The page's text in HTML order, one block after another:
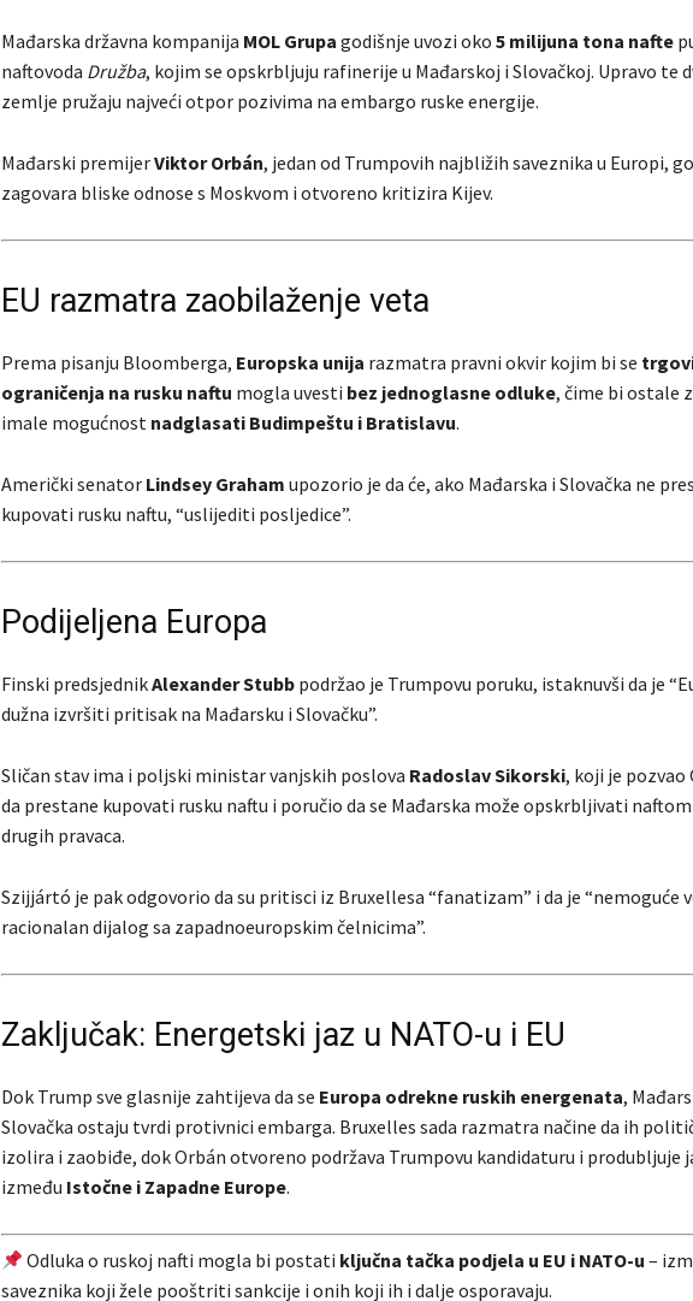
Mađarska državna kompanija MOL Grupa godišnje uvozi oko 5 milijuna tona nafte
naftovoda Družba, kojim se opskrbljuju rafinerije u Mađarskoj i Slovačkoj. Upravo te
zemlje pružaju najveći otpor pozivima na embargo ruske energije.
Mađarski premijerViktor Orbán, jedan od Trumpovih najbližih saveznika u Europi,
zagovara bliske odnose s Moskvom i otvoreno kritizira Kijev.
EU razmatra zaobilaženje veta
Prema pisanju Bloomberga, Europska unija razmatra pravni okvir kojim bi se
ograničenja na rusku naftu mogla uvesti bez jednoglasne odluke, čime bi ostale
imale mogućnost nadglasati Budimpeštu i Bratislavu.
Američki senator Lindsey Graham upozorio je da će, ako Mađarska i Slovačka ne
kupovati rusku naftu, “uslijediti posljedice”.
Podijeljena Europa
Finski predsjednikAlexander Stubbpodržao je Trumpovu poruku, istaknuvši da je
dužna izvršiti pritisak na Mađarsku i Slovačku”.
Sličan stav ima i poljski ministar vanjskih poslova Radoslav Sikorski, koji je pozvao
da prestane kupovati rusku naftu i poručio da se Mađarska može opskrbljivati
drugih pravaca.
Szijjártó je pak odgovorio da su pritisci iz Bruxellesa “fanatizam” i da je “nemoguće
racionalan dijalog sa zapadnoeuropskim čelnicima”.
Zaključak: Energetski jaz u NATO-u i EU
Dok Trump sve glasnije zahtijeva da se Europa odrekne ruskih energenata,
Slovačka ostaju tvrdi protivnici embarga. Bruxelles sada razmatra načine da ih
izolira i zaobiđe, dok Orbán otvoreno podržava Trumpovu kandidaturu i produbljuje
između Istočne i Zapadne Europe.
Odluka o ruskoj nafti mogla bi postati ključna tačka podjela u EU i NATO-u –
saveznika koji žele pooštriti sankcije i onih koji ih i dalje osporavaju.